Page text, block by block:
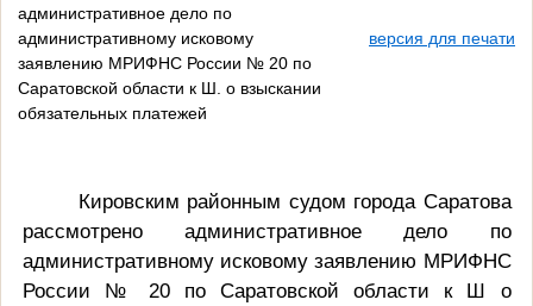
административное дело по
административному исковому
заявлению МРИФНС России № 20 по
Саратовской области к Ш. о взыскании
обязательных платежей
версия для печати
Кировским районным судом города Саратова
рассмотрено административное дело по
административному исковому заявлению МРИФНС
России № 20 по Саратовской области к Ш о